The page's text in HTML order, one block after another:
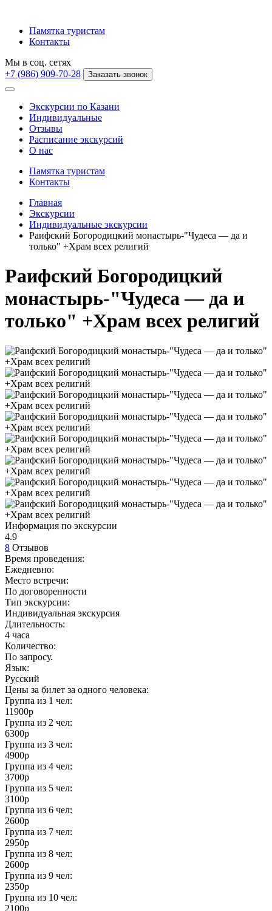
Памятка туристам
Контакты
Мы в соц. сетях
+7 (986) 909-70-28
Заказать звонок
Экскурсии по Казани
Индивидуальные
Отзывы
Расписание экскурсий
О нас
Памятка туристам
Контакты
Главная
Экскурсии
Индивидуальные экскурсии
Раифский Богородицкий монастырь-"Чудеса — да и
только" +Храм всех религий
Раифский Богородицкий
монастырь-"Чудеса — да и
только" +Храм всех религий
Информация по экскурсии
4.9
8 Отзывов
Время проведения:
Ежедневно:
Место встречи:
По договоренности
Тип экскурсии:
Индивидуальная экскурсия
Длительность:
4 часа
Количество:
По запросу.
Язык:
Русский
Цены за билет за одного человека:
Группа из 1 чел:
11900р
Группа из 2 чел:
6300р
Группа из 3 чел:
4900р
Группа из 4 чел:
3700р
Группа из 5 чел:
3100р
Группа из 6 чел:
2600р
Группа из 7 чел:
2950р
Группа из 8 чел:
2600р
Группа из 9 чел:
2350р
Группа из 10 чел:
2100р